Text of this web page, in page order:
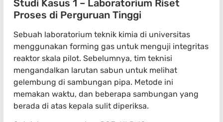
Studi Kasus 1 – Laboratorium Riset
Proses di Perguruan Tinggi
Sebuah laboratorium teknik kimia di universitas
menggunakan forming gas untuk menguji integritas
reaktor skala pilot. Sebelumnya, tim teknisi
mengandalkan larutan sabun untuk melihat
gelembung di sambungan pipa. Metode ini
memakan waktu, dan beberapa sambungan yang
berada di atas kepala sulit diperiksa.